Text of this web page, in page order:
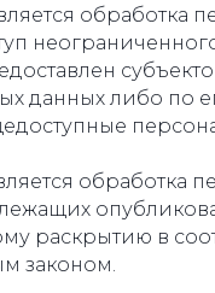
обработка
данных либо по
обработка
раскрытию в
законом.